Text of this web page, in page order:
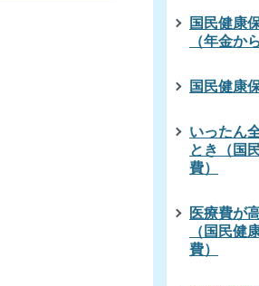
国民健康
（年金か
国民健康
いったん
とき（国
費）
医療費が
（国民健
費）